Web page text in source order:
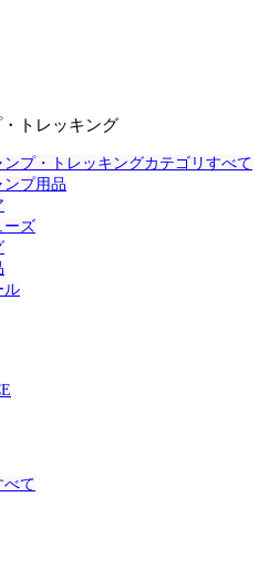
トレッキング
プ・トレッキングカテゴリすべて
ンプ用品
ーズ
ル
べて